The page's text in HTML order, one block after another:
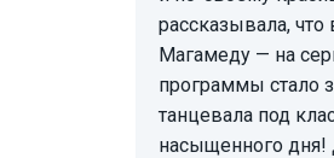
рассказывала,
Магамеду — на
программы стало
танцевала под
насыщенного дня!